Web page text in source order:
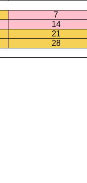
7
14
21
28